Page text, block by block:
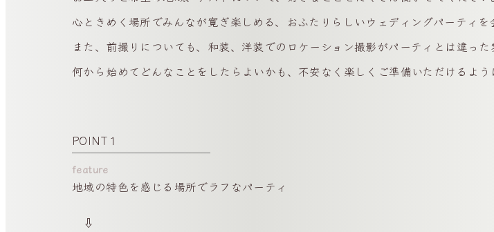
心ときめく場所でみんなが寛ぎ楽しめる、おふたりらしいウェディングパーティを
また、前撮りについても、和装、洋装でのロケーション撮影がパーティとは違っ
何から始めてどんなことをしたらよいかも、不安なく楽しくご準備いただけるよう
POINT１
地域の特色を感じる場所でラフなパーティ
⇩